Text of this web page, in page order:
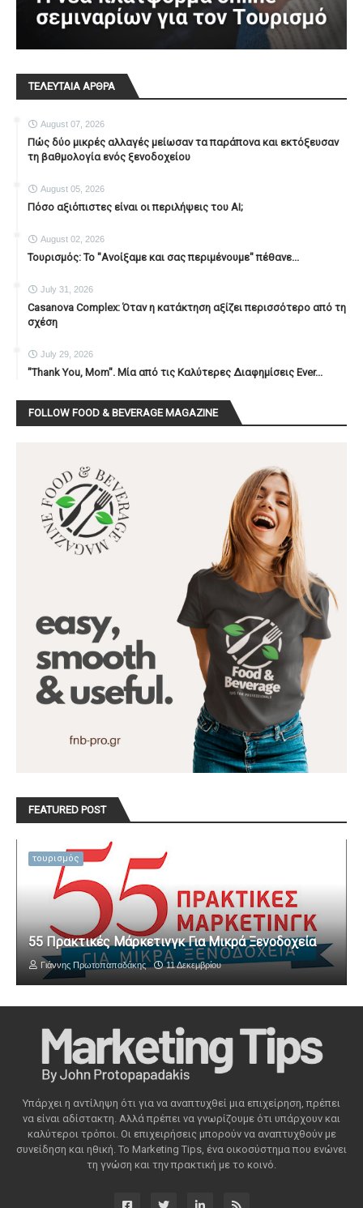
ΤΕΛΕΥΤΑΙΑ ΑΡΘΡΑ
August 07, 2026
Πώς δύο μικρές αλλαγές μείωσαν τα παράπονα και εκτόξευσαν
τη βαθμολογία ενός ξενοδοχείου
August 05, 2026
Πόσο αξιόπιστες είναι οι περιλήψεις του ΑΙ;
August 02, 2026
Τουρισμός: Το "Ανοίξαμε και σας περιμένουμε" πέθανε...
July 31, 2026
Casanova Complex: Όταν η κατάκτηση αξίζει περισσότερο από τη
σχέση
July 29, 2026
"Thank You, Mοm". Μία από τις Καλύτερες Διαφημίσεις Ever...
FOLLOW FOOD & BEVERAGE MAGAZINE
FEATURED POST
τουρισμός
55 Πρακτικές Μάρκετινγκ Για Μικρά Ξενοδοχεία
Γιάννης Πρωτοπαπαδάκης 11 Δεκεμβρίου
Υπάρχει η αντίληψη ότι για να αναπτυχθεί μια επιχείρηση, πρέπει
να είναι αδίστακτη. Αλλά πρέπει να γνωρίζουμε ότι υπάρχουν και
καλύτεροι τρόποι. Οι επιχειρήσεις μπορούν να αναπτυχθούν με
συνείδηση ​​και ηθική. Το Marketing Tips, ένα οικοσύστημα που ενώνει
τη γνώση και την πρακτική με το κοινό.